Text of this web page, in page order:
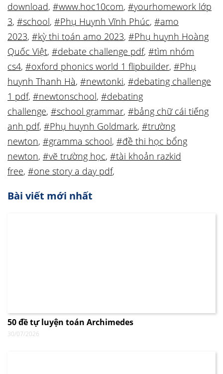
download, #www.hoc10com, #yourhomework lớp
3, #school, #Phụ Huynh Vĩnh Phúc, #amo
2023, #kỳ thi toán amo 2023, #Phụ huynh Hoàng
Quốc Việt, #debate challenge pdf, #tìm nhóm
cs4, #oxford phonics world 1 flipbuilder, #Phụ
huynh Thanh Hà, #newtonki, #debating challenge
1 pdf, #newtonschool, #debating
challenge, #school grammar, #bảng chữ cái tiếng
anh pdf, #Phụ huynh Goldmark, #trường
newton, #gramma school, #đề thi học bổng
newton, #vẽ trường học, #tài khoản razkid
free, #one story a day pdf,
Bài viết mới nhất
50 đề tự luyện toán Archimedes
30/07/2026